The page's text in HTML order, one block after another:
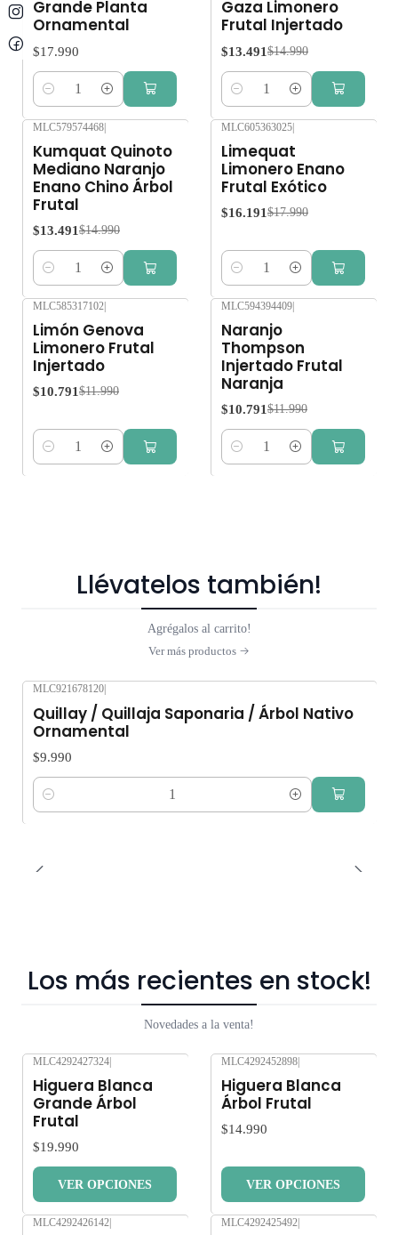
Grande Planta
Ornamental
$17.990
Cantidad
Gaza Limonero
Frutal Injertado
$13.491 $14.990
Cantidad
MLC579574468|
Kumquat Quinoto
Mediano Naranjo
Enano Chino Árbol
Frutal
$13.491 $14.990
Cantidad
MLC605363025|
Limequat
Limonero Enano
Frutal Exótico
$16.191 $17.990
Cantidad
MLC585317102
Limón Genova
Limonero Frutal
Injertado
$10.791 $11.990
Cantidad
MLC594394409
Naranjo
Thompson
Injertado Frutal
Naranja
$10.791 $11.990
Cantidad
Llévatelos también!
Agrégalos al carrito!
Ver más productos
MLC921678120
Quillay / Quillaja Saponaria / Árbol Nativo
Ornamental
$9.990
Cantidad
Los más recientes en stock!
Novedades a la venta!
MLC4292427324|
Higuera Blanca
Grande Árbol
Frutal
$19.990
VER OPCIONES
MLC4292452898|
Higuera Blanca
Árbol Frutal
$14.990
VER OPCIONES
MLC4292426142 MLC4292425492